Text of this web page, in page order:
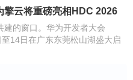
擎云将重磅亮相HDC 2026
建的窗口。华为开发者大会
14日在广东东莞松山湖盛大启